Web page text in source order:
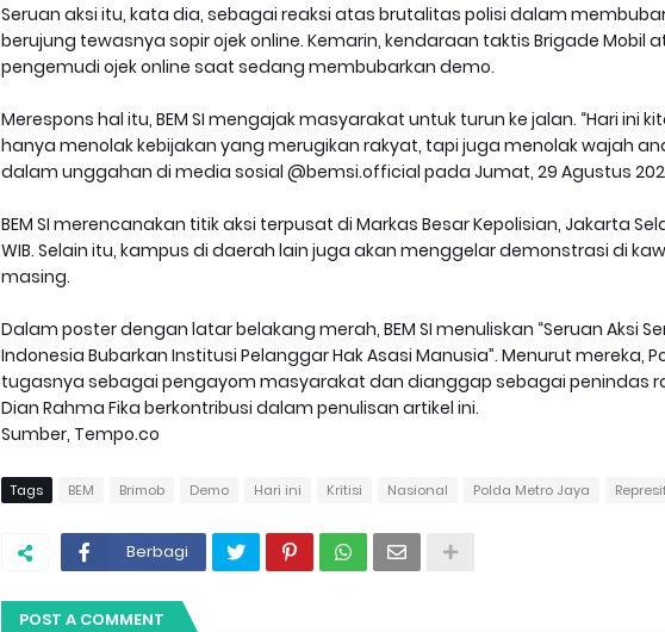
Seruan aksi itu, kata dia, sebagai reaksi atas brutalitas polisi dalam
berujung tewasnya sopir ojek online. Kemarin, kendaraan taktis Brigade Mobil
pengemudi ojek online saat sedang membubarkan demo.
Merespons hal itu, BEM SI mengajak masyarakat untuk turun ke jalan. “Hari ini
hanya menolak kebijakan yang merugikan rakyat, tapi juga menolak wajah
dalam unggahan di media sosial @bemsi.official pada Jumat, 29 Agustus
BEM SI merencanakan titik aksi terpusat di Markas Besar Kepolisian, Jakarta
WIB. Selain itu, kampus di daerah lain juga akan menggelar demonstrasi di
masing.
Dalam poster dengan latar belakang merah, BEM SI menuliskan “Seruan Aksi
Indonesia Bubarkan Institusi Pelanggar Hak Asasi Manusia”. Menurut mereka,
tugasnya sebagai pengayom masyarakat dan dianggap sebagai penindas
Dian Rahma Fika berkontribusi dalam penulisan artikel ini.
Sumber, Tempo.co
Tags BEM Brimob Demo Hari ini Kritisi Nasional Polda Metro Jaya
Berbagi
POST A COMMENT